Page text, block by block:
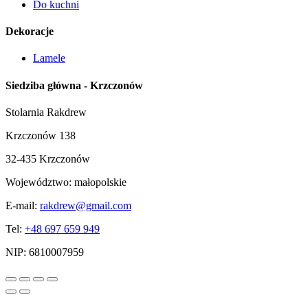
Do kuchni
Dekoracje
Lamele
Siedziba główna - Krzczonów
Stolarnia Rakdrew
Krzczonów 138
32-435 Krzczonów
Województwo: małopolskie
E-mail: rakdrew@gmail.com
Tel: +48 697 659 949
NIP: 6810007959